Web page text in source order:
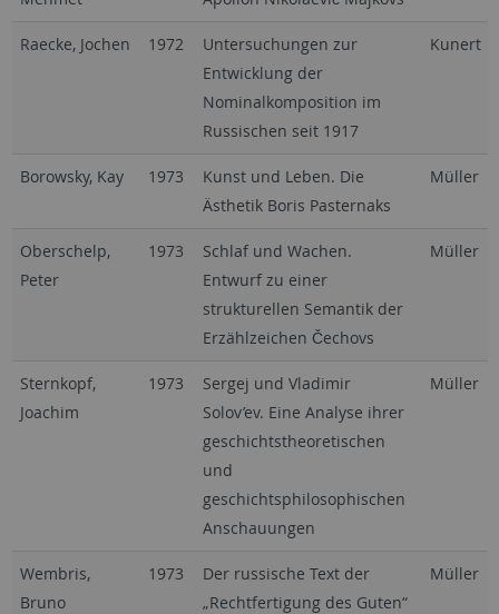
Raecke, Jochen 1972
Untersuchungen zur
Entwicklung der
Nominalkomposition im
Russischen seit 1917
Kunert
Borowsky, Kay 1973
Kunst und Leben. Die
Ästhetik Boris Pasternaks
Müller
Oberschelp,
Peter
1973
Schlaf und Wachen.
Entwurf zu einer
strukturellen Semantik der
Erzählzeichen Čechovs
Müller
Sternkopf,
Joachim
1973
Sergej und Vladimir
Solov’ev. Eine Analyse ihrer
geschichtstheoretischen
und
geschichtsphilosophischen
Anschauungen
Müller
Wembris,
Bruno
1973
Der russische Text der
„Rechtfertigung des Guten“
Müller